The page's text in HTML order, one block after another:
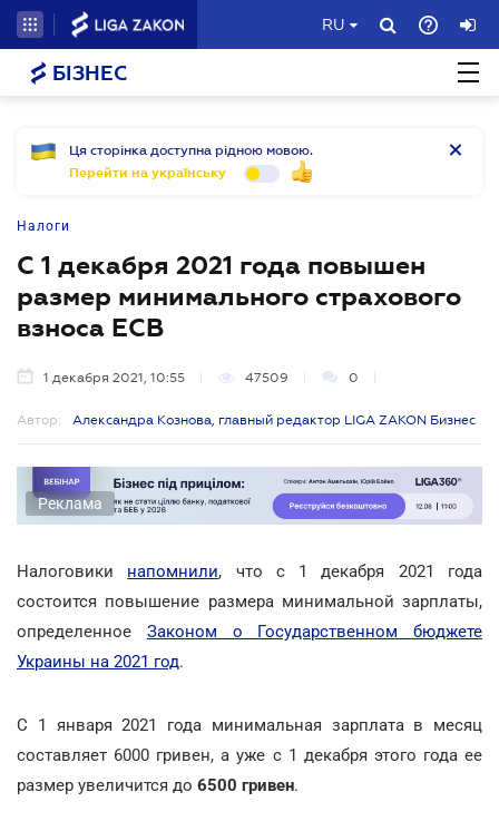
RU
БІЗНЕС
Ця сторінка доступна рідною мовою.
Перейти на українську
Налоги
С 1 декабря 2021 года повышен
размер минимального страхового
взноса ЕСВ
1 декабря 2021, 10:55 47509 0
Автор: Александра Кознова, главный редактор LIGA ZAKON Бизнес
Реклама
Налоговики напомнили, что с 1 декабря 2021 года
состоится повышение размера минимальной зарплаты,
определенное Законом о Государственном бюджете
Украины на 2021 год.
С 1 января 2021 года минимальная зарплата в месяц
составляет 6000 гривен, а уже с 1 декабря этого года ее
размер увеличится до 6500 гривен.